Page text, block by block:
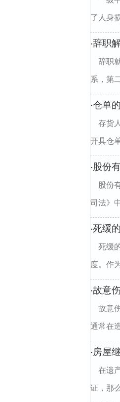
了人身
·辞职
辞职
系，第
·仓单
存货
开具仓
·股份
股份
司法》
·死缓
死缓
度。作
·故意
故意
通常在
·房屋
在遗
证，那